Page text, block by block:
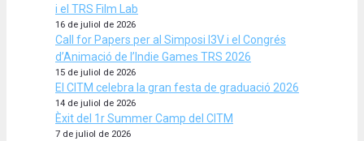
i el TRS Film Lab
16 de juliol de 2026
Call for Papers per al Simposi I3V i el Congrés
d’Animació de l’Indie Games TRS 2026
15 de juliol de 2026
El CITM celebra la gran festa de graduació 2026
14 de juliol de 2026
Èxit del 1r Summer Camp del CITM
7 de juliol de 2026